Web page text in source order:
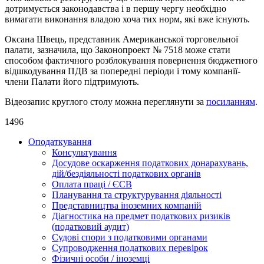
дотримується законодавства і в першу чергу необхідно
вимагати виконання владою хоча тих норм, які вже існують.
Оксана Швець, представник Американської торговельної
палати, зазначила, що Законопроект № 7518 може стати
способом фактичного розблокування повернення бюджетного
відшкодування ПДВ за попередні періоди і тому компанії-
члени Палати його підтримують.
Відеозапис круглого столу можна переглянути за посиланням.
1496
Оподаткування
Консультування
Досудове оскарження податкових донарахувань,
дій/бездіяльності податкових органів
Оплата праці / ЄСВ
Планування та структурування діяльності
Представництва іноземних компаній
Діагностика на предмет податкових ризиків
(податковий аудит)
Судові спори з податковими органами
Супроводження податкових перевірок
Фізичні особи / іноземці